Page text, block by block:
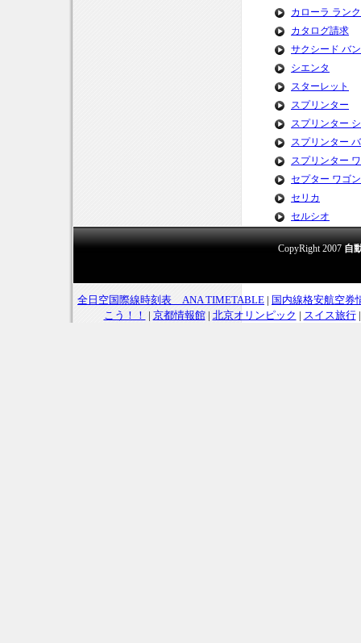
カローラ ラン
カタログ請求
サクシード バン
シエンタ
スターレット
スプリンター
スプリンター
スプリンター
スプリンター
セプター ワゴン
セリカ
セルシオ
CopyRight 2007 自
全日空国際線時刻表 ANA TIMETABLE | 国内線格安航空券
こう！！ | 京都情報館| 北京オリンピック | スイス旅行